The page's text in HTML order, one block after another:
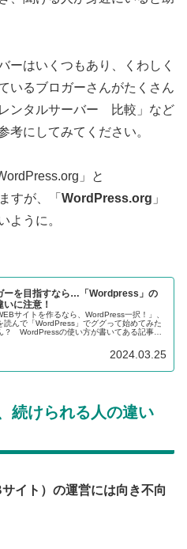
ーはいくつもあり、くわしく
いるブロガーさんがたくさん
ンタルサーバー 比較」など
考にしてみてください。
」と
すが、「 WordPress.org 」
ように。
ーを目指すなら…「Wordpress」の
に注意！
サイトを作るなら、WordPress一択！」、
読んで「WordPress」でググって始めてみた
？ WordPressの使い方が書いてある記事と
その原因は……？ 望み通りのサイトを作るた
ゃいけないポイントをチェック！2024.03.25
続けられる人の違い
サイト）の運営には向き不向